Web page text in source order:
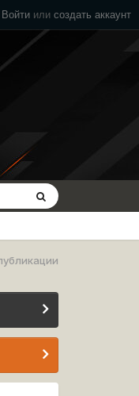
Войти или создать аккаунт